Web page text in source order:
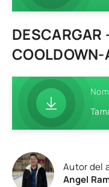
DESCARGAR
Autor del
Angel